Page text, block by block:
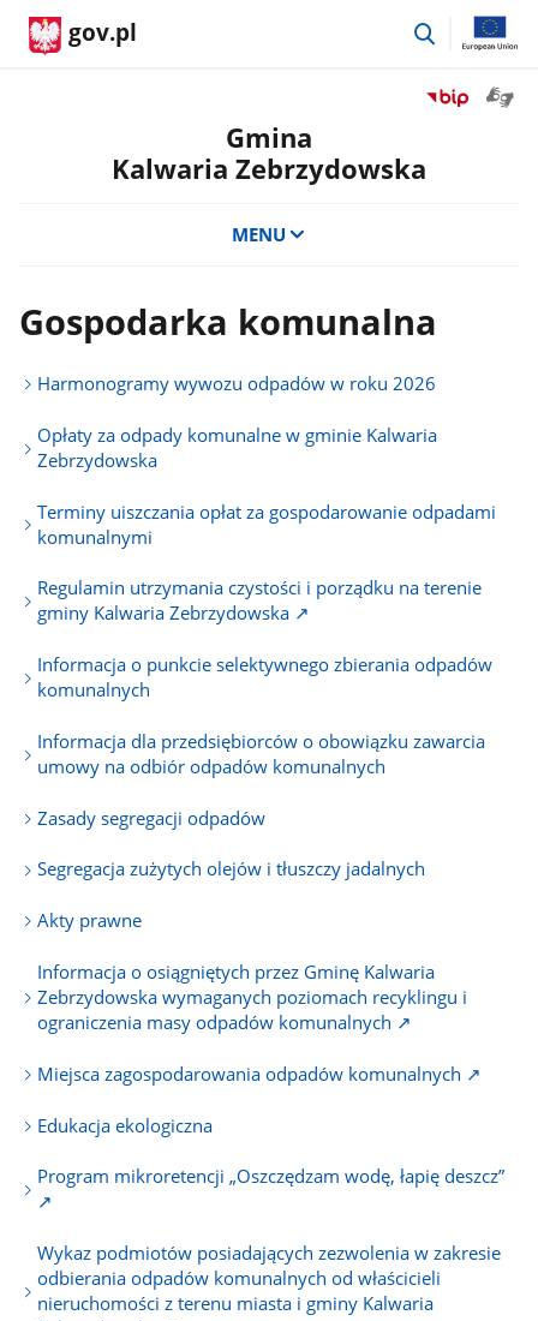
gov.pl
przejdź
Przejdź
Gmina
Kalwaria Zebrzydowska
MENU
Gospodarka komunalna
Harmonogramy wywozu odpadów w roku 2026
Opłaty za odpady komunalne w gminie Kalwaria
Zebrzydowska
Terminy uiszczania opłat za gospodarowanie odpadami
komunalnymi
Regulamin utrzymania czystości i porządku na terenie
gminy Kalwaria Zebrzydowska ↗
Informacja o punkcie selektywnego zbierania odpadów
komunalnych
Informacja dla przedsiębiorców o obowiązku zawarcia
umowy na odbiór odpadów komunalnych
Zasady segregacji odpadów
Segregacja zużytych olejów i tłuszczy jadalnych
Akty prawne
Informacja o osiągniętych przez Gminę Kalwaria
Zebrzydowska wymaganych poziomach recyklingu i
ograniczenia masy odpadów komunalnych ↗
Miejsca zagospodarowania odpadów komunalnych ↗
Edukacja ekologiczna
Program mikroretencji „Oszczędzam wodę, łapię deszcz”
↗
Wykaz podmiotów posiadających zezwolenia w zakresie
odbierania odpadów komunalnych od właścicieli
nieruchomości z terenu miasta i gminy Kalwaria